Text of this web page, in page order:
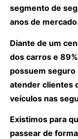
segmento de
anos de
Diante de um
dos carros e
possuem seguro
atender clientes
veículos nas
Existimos para
passear de